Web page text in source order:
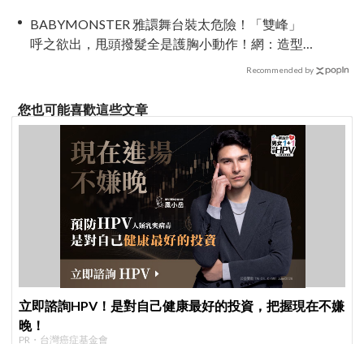
BABYMONSTER 雅譞舞台裝太危險！「雙峰」
呼之欲出，甩頭撥髮全是護胸小動作！網：造型
Recommended by
您也可能喜歡這些文章
立即諮詢HPV！是對自己健康最好的投資，把握現在不嫌
晚！
PR・台灣癌症基金會